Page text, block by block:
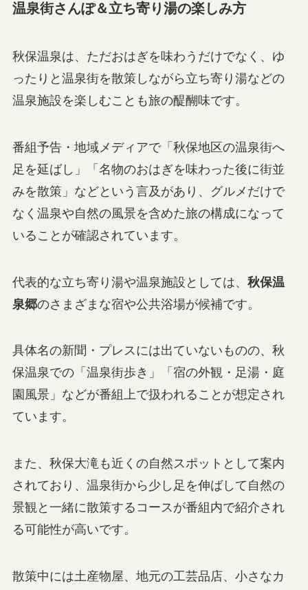
温泉街さんぽ＆立ち寄り湯の楽しみ方
秋保温泉は、ただおはぎを味わうだけでなく、ゆ
ったりと温泉街を散策しながら立ち寄り湯などの
温泉施設を楽しむことも旅の醍醐味です。
番組予告・地域メディアで「秋保地区の温泉街へ
足を延ばし」「名物のおはぎを味わった後に街並
みを散策」などという言及があり、グルメだけで
なく温泉や自然の風景を含めた旅の構成になって
いることが確認されています。
代表的な立ち寄り湯や温泉施設としては、 秋保温
泉郷のさまざまな宿や公共浴場が候補です。
具体名の新聞・プレスには出ていないものの、秋
保温泉での「温泉街歩き」「宿の外観・足湯・庭
園風景」などが番組上で扱われることが想定され
ています。
また、秋保大滝も近くの自然スポットとして案内
されており、温泉街から少し足を伸ばして自然の
景観と一緒に散策するコースが番組内で紹介され
る可能性が高いです。
散策中には土産物屋、地元の工芸品店、小さなカ